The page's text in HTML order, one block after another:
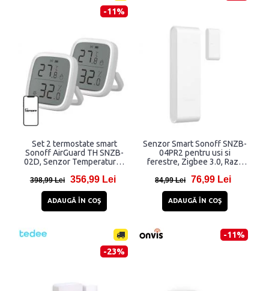
-11%
Set 2 termostate smart
Sonoff AirGuard TH SNZB-
02D, Senzor Temperatura /
ZigBee, Bluetooth, Alb
398,99 Lei 356,99 Lei
ADAUGĂ ÎN COŞ
Senzor Smart Sonoff SNZB-
04PR2 pentru usi si
ferestre, Zigbee 3.0, Raza
84,99 Lei 76,99 Lei
ADAUGĂ ÎN COŞ
-23%
-11%